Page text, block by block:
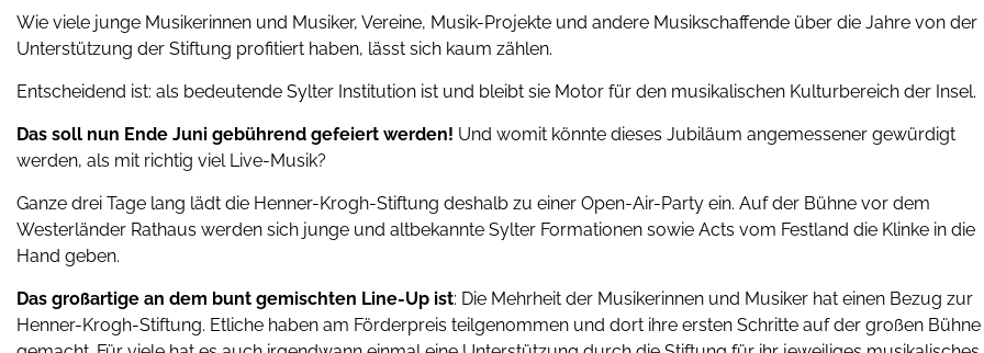
Wie viele junge Musikerinnen und Musiker, Vereine, Musik-Projekte und andere Musikschaffende über die Jahre von der
Unterstützung der Stiftung profitiert haben, lässt sich kaum zählen.
Entscheidend ist: als bedeutende Sylter Institution ist und bleibt sie Motor für den musikalischen Kulturbereich der Insel.
Das soll nun Ende Juni gebührend gefeiert werden! Und womit könnte dieses Jubiläum angemessener gewürdigt
werden, als mit richtig viel Live-Musik?
Ganze drei Tage lang lädt die Henner-Krogh-Stiftung deshalb zu einer Open-Air-Party ein. Auf der Bühne vor dem
Westerländer Rathaus werden sich junge und altbekannte Sylter Formationen sowie Acts vom Festland die Klinke in die
Hand geben.
Das großartige an dem bunt gemischten Line-Up ist: Die Mehrheit der Musikerinnen und Musiker hat einen Bezug zur
Henner-Krogh-Stiftung. Etliche haben am Förderpreis teilgenommen und dort ihre ersten Schritte auf der großen Bühne